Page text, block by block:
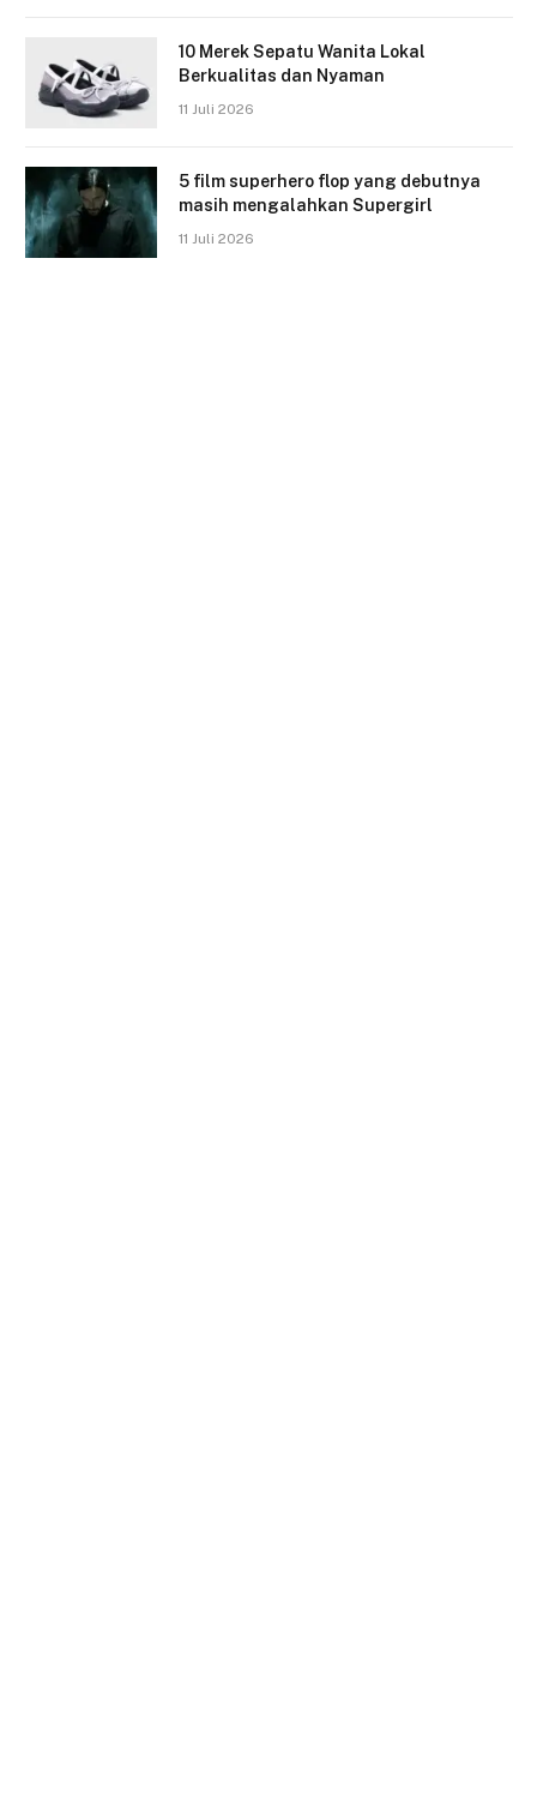
10 Merek Sepatu Wanita Lokal
Berkualitas dan Nyaman
11 Juli 2026
5 film superhero flop yang debutnya
masih mengalahkan Supergirl
11 Juli 2026